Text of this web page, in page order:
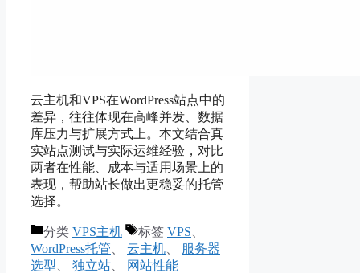
云主机和VPS在WordPress站点中的
差异，往往体现在高峰并发、数据
库压力与扩展方式上。本文结合真
实站点测试与实际运维经验，对比
两者在性能、成本与适用场景上的
表现，帮助站长做出更稳妥的托管
选择。
分类 VPS主机 标签 VPS
WordPress托管
云主机
服务器
选型
独立站 网站性能